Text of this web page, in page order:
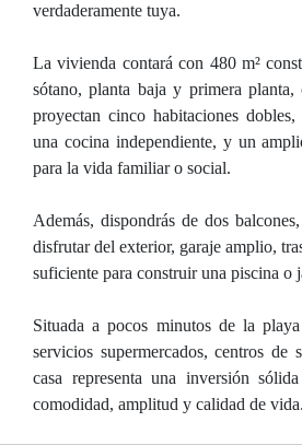
verdaderamente tuya.
La vivienda contará con 480 m²
sótano, planta baja y primera
proyectan cinco habitaciones dobles,
una cocina independiente, y un
para la vida familiar o social.
Además, dispondrás de dos
disfrutar del exterior, garaje amplio,
suficiente para construir una piscina o
Situada a pocos minutos de la
servicios supermercados, centros de
casa representa una inversión
comodidad, amplitud y calidad de vida.